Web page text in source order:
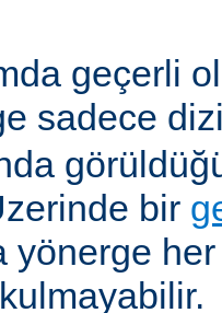
geçerli
sadece
bir
yönerge